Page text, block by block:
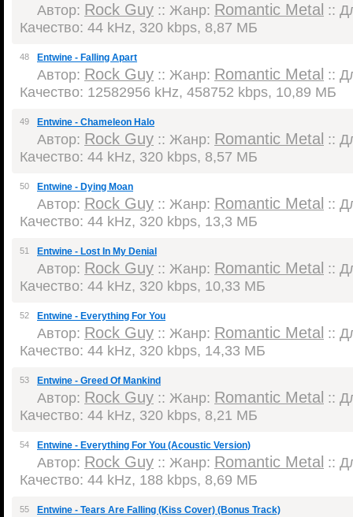
Автор: Rock Guy :: Жанр: Romantic Metal ::
Качество: 44 kHz, 320 kbps, 8,87 МБ
48 Entwine - Falling Apart
Автор: Rock Guy :: Жанр: Romantic Metal ::
Качество: 12582956 kHz, 458752 kbps, 10,89 МБ
49 Entwine - Chameleon Halo
Автор: Rock Guy :: Жанр: Romantic Metal ::
Качество: 44 kHz, 320 kbps, 8,57 МБ
50 Entwine - Dying Moan
Автор: Rock Guy :: Жанр: Romantic Metal ::
Качество: 44 kHz, 320 kbps, 13,3 МБ
51 Entwine - Lost In My Denial
Автор: Rock Guy :: Жанр: Romantic Metal ::
Качество: 44 kHz, 320 kbps, 10,33 МБ
52 Entwine - Everything For You
Автор: Rock Guy :: Жанр: Romantic Metal ::
Качество: 44 kHz, 320 kbps, 14,33 МБ
53 Entwine - Greed Of Mankind
Автор: Rock Guy :: Жанр: Romantic Metal ::
Качество: 44 kHz, 320 kbps, 8,21 МБ
54 Entwine - Everything For You (Acoustic Version)
Автор: Rock Guy :: Жанр: Romantic Metal ::
Качество: 44 kHz, 188 kbps, 8,69 МБ
55 Entwine - Tears Are Falling (Kiss Cover) (Bonus Track)